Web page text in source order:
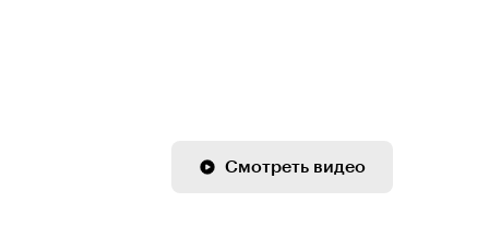
Смотреть видео